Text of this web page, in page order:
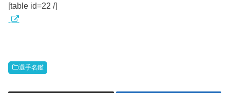
[table id=22 /]
選手名鑑